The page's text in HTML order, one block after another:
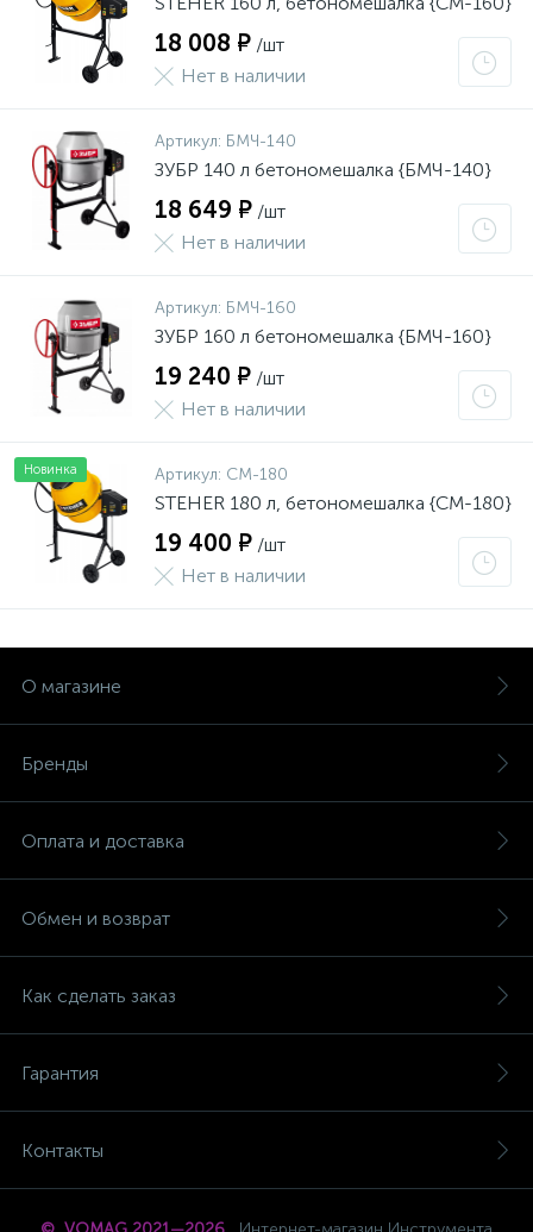
18 008 ₽ /шт
Нет в наличии
Артикул: БМЧ-140
ЗУБР 140 л бетономешалка {БМЧ-140}
18 649 ₽ /шт
Нет в наличии
Артикул: БМЧ-160
ЗУБР 160 л бетономешалка {БМЧ-160}
19 240 ₽ /шт
Нет в наличии
Новинка Артикул: CM-180
STEHER 180 л, бетономешалка {CM-180}
19 400 ₽ /шт
Нет в наличии
О магазине
Бренды
Оплата и доставка
Обмен и возврат
Как сделать заказ
Гарантия
Контакты